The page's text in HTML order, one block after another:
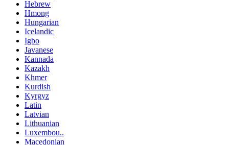
Hebrew
Hmong
Hungarian
Icelandic
Igbo
Javanese
Kannada
Kazakh
Khmer
Kurdish
Kyrgyz
Latin
Latvian
Lithuanian
Luxembou..
Macedonian